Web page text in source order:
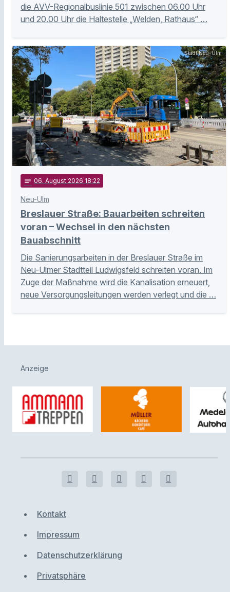
die AVV-Regionalbuslinie 501 zwischen 06.00 Uhr
und 20.00 Uhr die Haltestelle „Welden, Rathaus“ …
Stadt Neu-Ulm
notes 06. August 2026 18:22
Neu-Ulm
Breslauer Straße: Bauarbeiten schreiten
voran – Wechsel in den nächsten
Bauabschnitt
Die Sanierungsarbeiten in der Breslauer Straße im
Neu-Ulmer Stadtteil Ludwigsfeld schreiten voran. Im
Zuge der Maßnahme wird die Kanalisation erneuert,
neue Versorgungsleitungen werden verlegt und die …
Anzeige
Kontakt
Impressum
Datenschutzerklärung
Privatsphäre